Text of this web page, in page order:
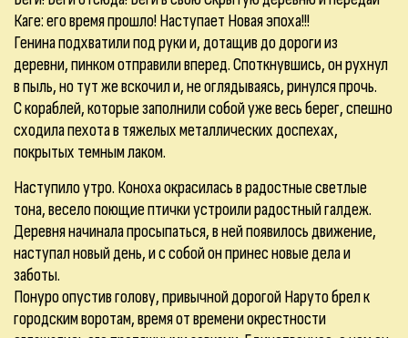
Каге: его время прошло! Наступает Новая эпоха!!!
Генина подхватили под руки и, дотащив до дороги из
деревни, пинком отправили вперед. Споткнувшись, он рухнул
в пыль, но тут же вскочил и, не оглядываясь, ринулся прочь.
С кораблей, которые заполнили собой уже весь берег, спешно
сходила пехота в тяжелых металлических доспехах,
покрытых темным лаком.
Наступило утро. Коноха окрасилась в радостные светлые
тона, весело поющие птички устроили радостный галдеж.
Деревня начинала просыпаться, в ней появилось движение,
наступал новый день, и с собой он принес новые дела и
заботы.
Понуро опустив голову, привычной дорогой Наруто брел к
городским воротам, время от времени окрестности